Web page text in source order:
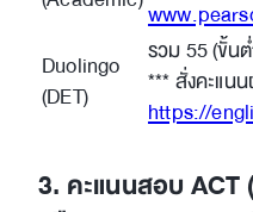
Duolingo
(DET)
รวม 55 (ขั้น
*** สั่งคะแน
https://
3. คะแนนสอบ